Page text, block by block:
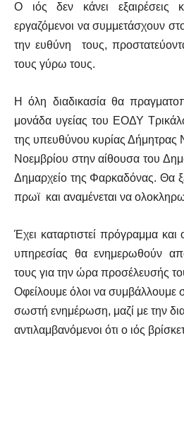
Ο ιός δεν κάνει εξαιρέσεις
εργαζόμενοι να συμμετάσχουν
την ευθύνη τους,
τους γύρω τους.
Η όλη διαδικασία θα
μονάδα υγείας του ΕΟΔΥ
της υπευθύνου κυρίας Δήμητρας
Νοεμβρίου στην αίθουσα του
Δημαρχείο της Φαρκαδόνας. Θα
πρωϊ και αναμένεται να
Έχει καταρτιστεί πρόγραμμα και
υπηρεσίας θα ενημερωθούν
τους για την ώρα προσέλευσής
Οφείλουμε όλοι να συμβάλλουμε
σωστή ενημέρωση, μαζί με την
αντιλαμβανόμενοι ότι ο ιός